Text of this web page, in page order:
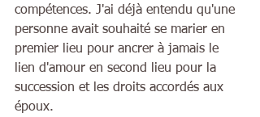
compétences. J'ai déjà entendu qu'une
personne avait souhaité se marier en
premier lieu pour ancrer à jamais le
lien d'amour en second lieu pour la
succession et les droits accordés aux
époux.